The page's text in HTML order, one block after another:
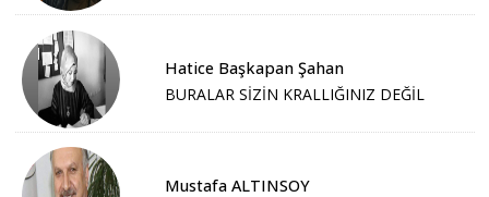
Hatice Başkapan Şahan
BURALAR SİZİN KRALLIĞINIZ DEĞİL
Mustafa ALTINSOY